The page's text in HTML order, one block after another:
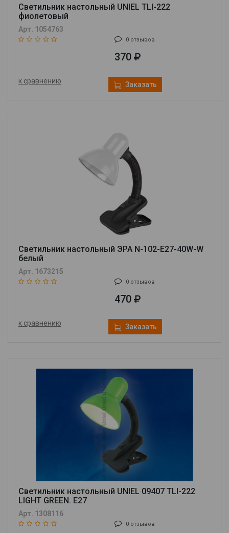
Светильник настольный UNIEL TLI-222
фиолетовый
Арт. 1054763
0 отзывов
370
к сравнению Заказать
Светильник настольный ЭРА N-102-E27-40W-W
белый
Арт. 1673215
0 отзывов
470
к сравнению Заказать
Светильник настольный UNIEL 09407 TLI-222
LIGHT GREEN. E27
Арт. 1308116
0 отзывов